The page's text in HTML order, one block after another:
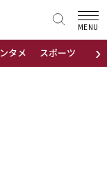
›
タメ スポーツ 地域
MENU